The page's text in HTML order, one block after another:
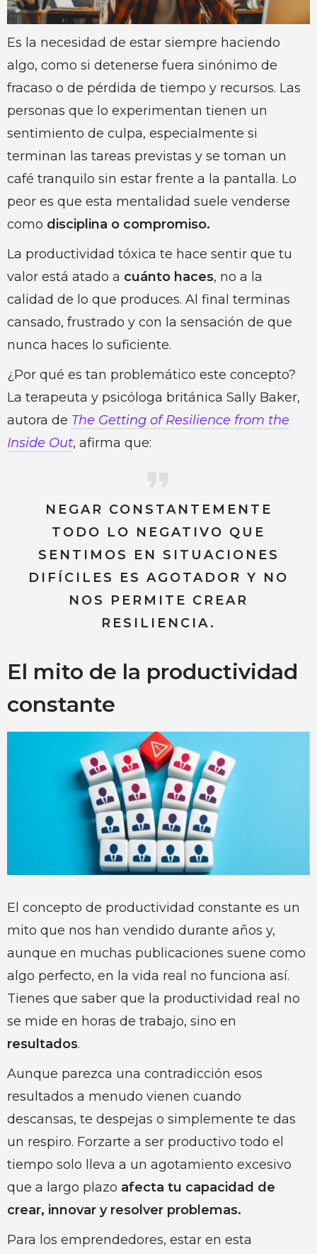
Es la necesidad de estar siempre haciendo
algo, como si detenerse fuera sinónimo de
fracaso o de pérdida de tiempo y recursos. Las
personas que lo experimentan tienen un
sentimiento de culpa, especialmente si
terminan las tareas previstas y se toman un
café tranquilo sin estar frente a la pantalla. Lo
peor es que esta mentalidad suele venderse
como disciplina o compromiso.
La productividad tóxica te hace sentir que tu
valor está atado a cuánto haces, no a la
calidad de lo que produces. Al final terminas
cansado, frustrado y con la sensación de que
nunca haces lo suficiente.
¿Por qué es tan problemático este concepto?
La terapeuta y psicóloga británica Sally Baker,
autora de The Getting of Resilience from the
Inside Out, afirma que:
NEGAR CONSTANTEMENTE
TODO LO NEGATIVO QUE
SENTIMOS EN SITUACIONES
DIFÍCILES ES AGOTADOR Y NO
NOS PERMITE CREAR
RESILIENCIA.
El mito de la productividad
constante
El concepto de productividad constante es un
mito que nos han vendido durante años y,
aunque en muchas publicaciones suene como
algo perfecto, en la vida real no funciona así.
Tienes que saber que la productividad real no
se mide en horas de trabajo, sino en
resultados.
Aunque parezca una contradicción esos
resultados a menudo vienen cuando
descansas, te despejas o simplemente te das
un respiro. Forzarte a ser productivo todo el
tiempo solo lleva a un agotamiento excesivo
que a largo plazo afecta tu capacidad de
crear, innovar y resolver problemas.
Para los emprendedores, estar en esta